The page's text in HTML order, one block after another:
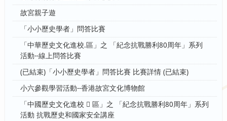
故宮親子遊
「小小歷史學者」問答比賽
「中華歷史文化進校.區」之 「紀念抗戰勝利80周年」系列
活動--線上問答比賽
(已結束)「小小歷史學者」問答比賽 比賽詳情 (已結束)
小六參觀學習活動--香港故宮文化博物館
「中國歷史文化進校  區」之 「紀念抗戰勝利80周年」系列
活動 抗戰歷史和國家安全講座